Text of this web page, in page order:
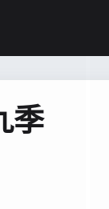
季